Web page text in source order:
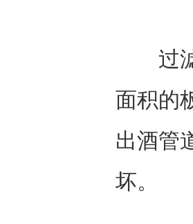
过滤
面积的
出酒管
坏。